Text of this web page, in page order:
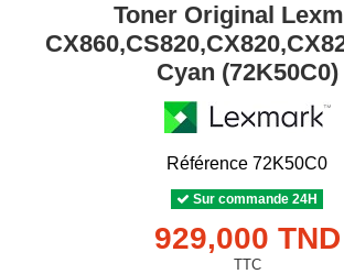
Toner Original
Cyan (72K50C0)
Référence 72K50C0
Sur commande 24H
929,000 TND
TTC